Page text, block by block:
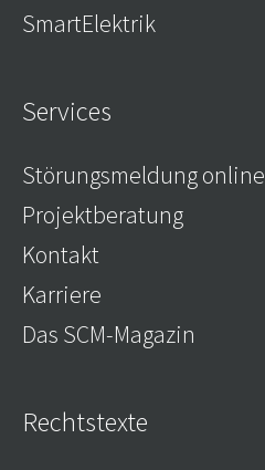
SmartElektrik
Services
Störungsmeldung online
Projektberatung
Kontakt
Karriere
Das SCM-Magazin
Rechtstexte